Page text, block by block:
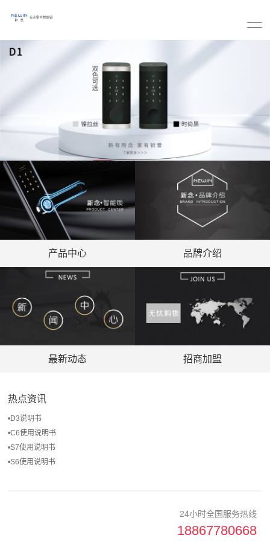
产品中心 品牌介绍
最新动态 招商加盟
热点资讯
•D3说明书
•C6使用说明书
•S7使用说明书
•S6使用说明书
24小时全国服务热线
18867780668